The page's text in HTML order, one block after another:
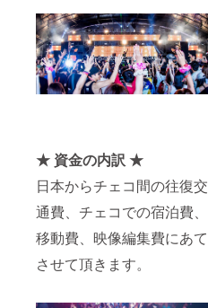
★ 資金の内訳 ★
日本からチェコ間の往復交
通費、チェコでの宿泊費、
移動費、映像編集費にあて
させて頂きます。